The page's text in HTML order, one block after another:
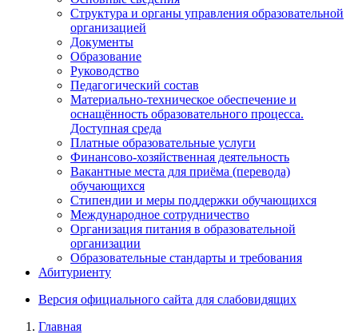
Структура и органы управления образовательной
организацией
Документы
Образование
Руководство
Педагогический состав
Материально-техническое обеспечение и
оснащённость образовательного процесса.
Доступная среда
Платные образовательные услуги
Финансово-хозяйственная деятельность
Вакантные места для приёма (перевода)
обучающихся
Стипендии и меры поддержки обучающихся
Международное сотрудничество
Организация питания в образовательной
организации
Образовательные стандарты и требования
Абитуриенту
Версия официального сайта для слабовидящих
Главная